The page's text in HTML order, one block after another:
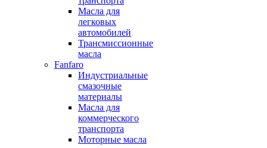
Масла для
легковых
автомобилей
Трансмиссионные
масла
Fanfaro
Индустриальные
смазочные
материалы
Масла для
коммерческого
транспорта
Моторные масла